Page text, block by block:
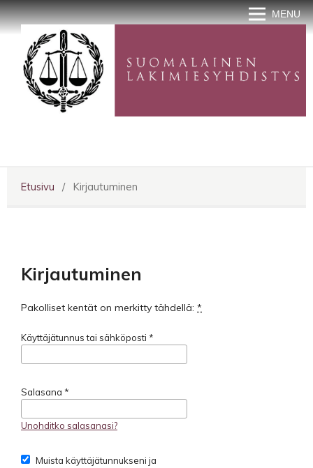
MENU
Etusivu / Kirjautuminen
Kirjautuminen
Pakolliset kentät on merkitty tähdellä: *
Käyttäjätunnus tai sähköposti *
Salasana *
Unohditko salasanasi?
Muista käyttäjätunnukseni ja